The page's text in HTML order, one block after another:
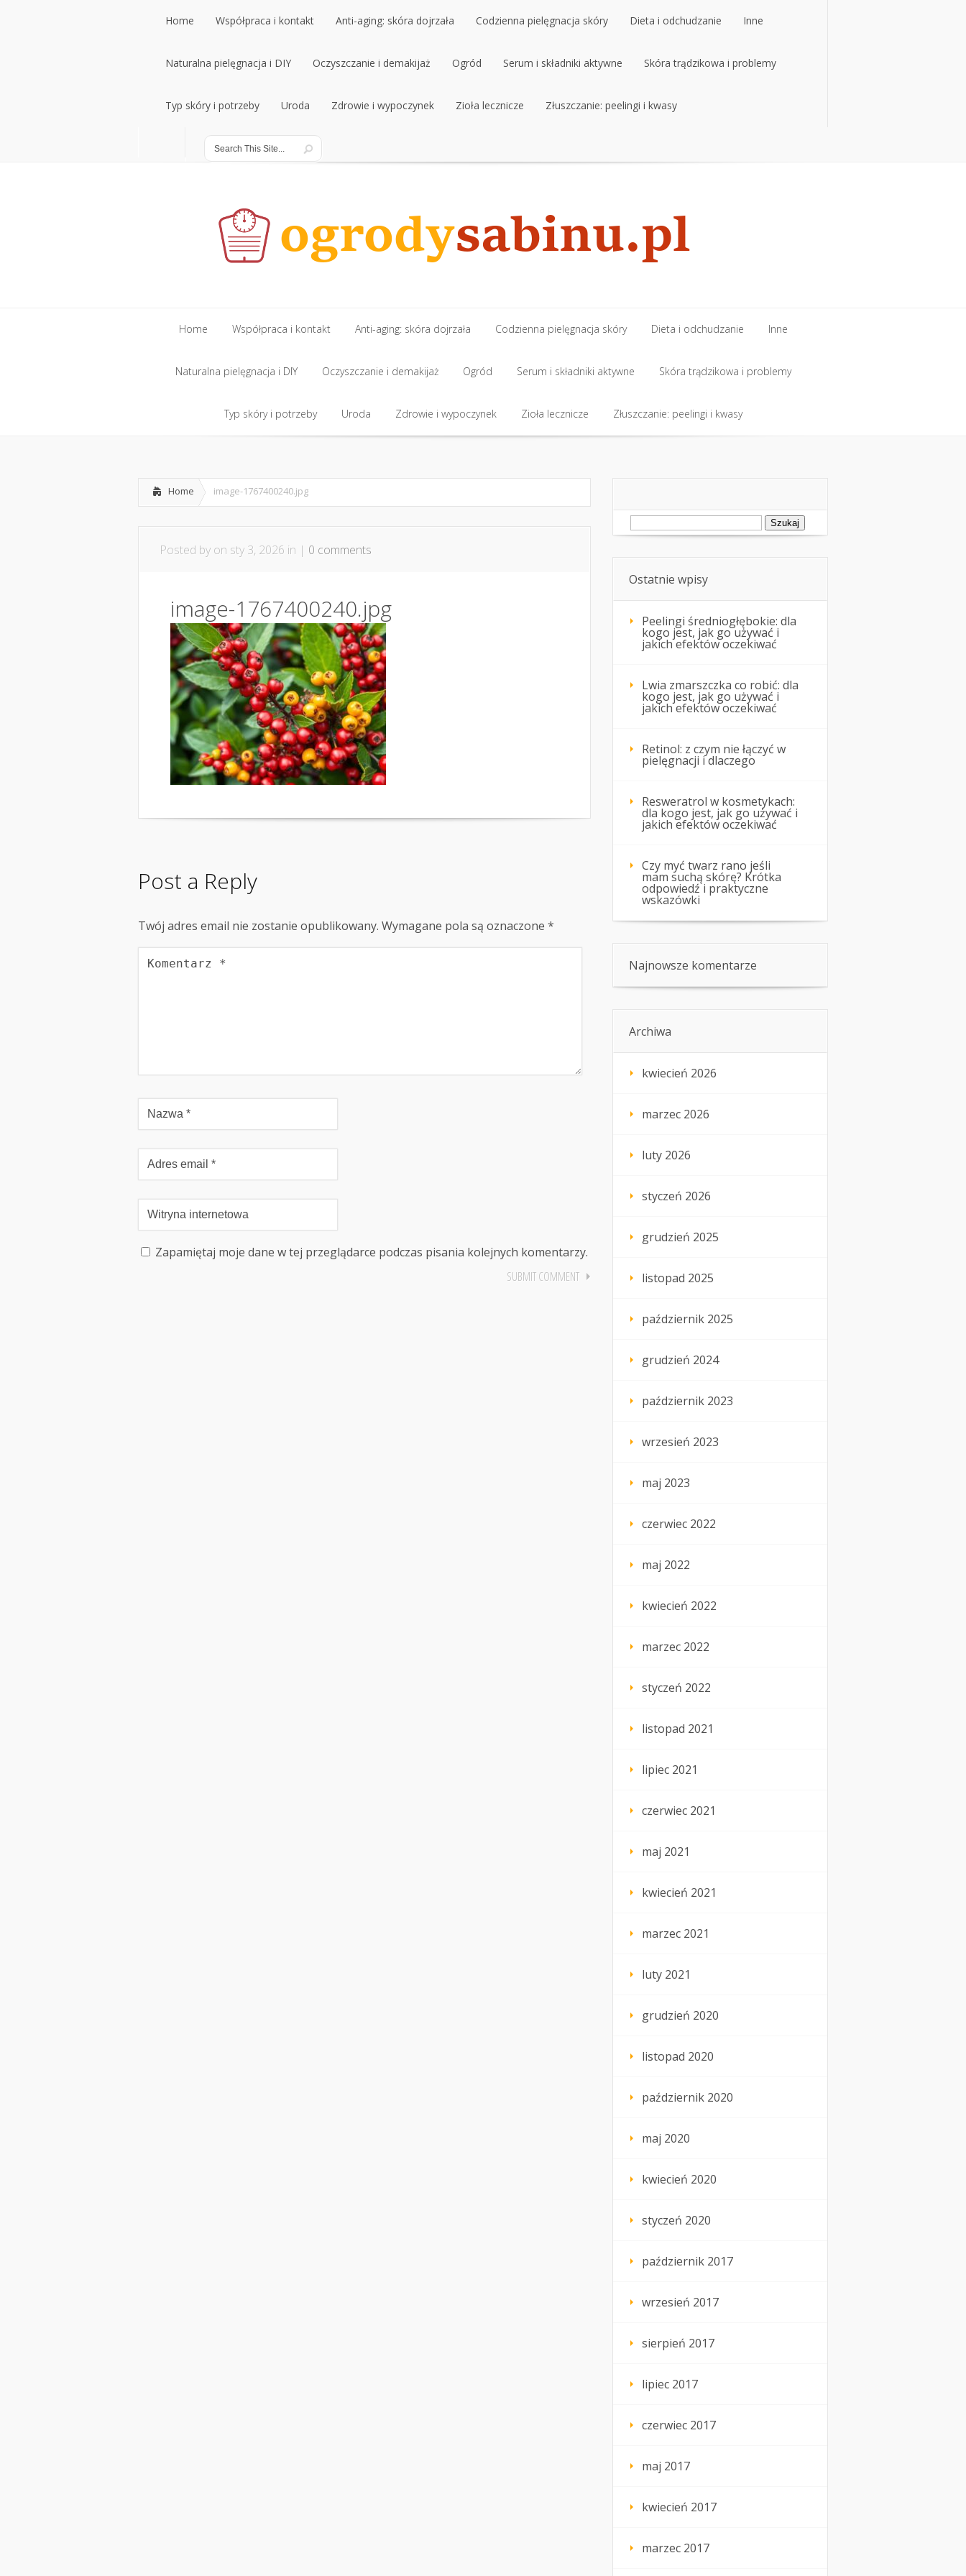
Home
Home
Współpraca i kontakt
Współpraca i kontakt
Anti-aging: skóra dojrzała
Anti-aging: skóra dojrzała
Codzienna pielęgnacja skóry
Codzienna pielęgnacja skóry
Dieta i odchudzanie
Dieta i odchudzanie
Inne
Inne
Naturalna pielęgnacja i DIY
Naturalna pielęgnacja i DIY
Oczyszczanie i demakijaż
Oczyszczanie i demakijaż
Ogród
Ogród
Serum i składniki aktywne
Serum i składniki aktywne
Skóra trądzikowa i problemy
Skóra trądzikowa i problemy
Typ skóry i potrzeby
Typ skóry i potrzeby
Uroda
Uroda
Zdrowie i wypoczynek Zioła lecznicze Złuszczanie: peelingi i kwasy
Home
Home
Współpraca i kontakt
Współpraca i kontakt
Anti-aging: skóra dojrzała
Anti-aging: skóra dojrzała
Codzienna pielęgnacja skóry
Codzienna pielęgnacja skóry
Dieta i odchudzanie
Dieta i odchudzanie
Inne
Inne
Naturalna pielęgnacja i DIY
Naturalna pielęgnacja i DIY
Oczyszczanie i demakijaż
Oczyszczanie i demakijaż
Ogród
Ogród
Serum i składniki aktywne
Serum i składniki aktywne
Skóra trądzikowa i problemy
Skóra trądzikowa i problemy
Typ skóry i potrzeby Uroda Zdrowie i wypoczynek Zioła lecznicze Złuszczanie: peelingi i kwasy
Home image-1767400240.jpg
Posted by on sty 3, 2026 in | 0 comments
image-1767400240.jpg
Post a Reply
Twój adres email nie zostanie opublikowany. Wymagane pola są oznaczone *
Zapamiętaj moje dane w tej przeglądarce podczas pisania kolejnych komentarzy.
Szukaj:
Ostatnie wpisy
Peelingi średniogłębokie: dla
kogo jest, jak go używać i
jakich efektów oczekiwać
Lwia zmarszczka co robić: dla
kogo jest, jak go używać i
jakich efektów oczekiwać
Retinol: z czym nie łączyć w
pielęgnacji i dlaczego
Resweratrol w kosmetykach:
dla kogo jest, jak go używać i
jakich efektów oczekiwać
Czy myć twarz rano jeśli
mam suchą skórę? Krótka
odpowiedź i praktyczne
wskazówki
Najnowsze komentarze
Archiwa
kwiecień 2026
marzec 2026
luty 2026
styczeń 2026
grudzień 2025
listopad 2025
październik 2025
grudzień 2024
październik 2023
wrzesień 2023
maj 2023
czerwiec 2022
maj 2022
kwiecień 2022
marzec 2022
styczeń 2022
listopad 2021
lipiec 2021
czerwiec 2021
maj 2021
kwiecień 2021
marzec 2021
luty 2021
grudzień 2020
listopad 2020
październik 2020
maj 2020
kwiecień 2020
styczeń 2020
październik 2017
wrzesień 2017
sierpień 2017
lipiec 2017
czerwiec 2017
maj 2017
kwiecień 2017
marzec 2017